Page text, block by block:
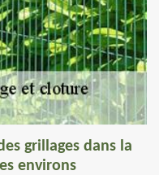
grillages dans la
environs